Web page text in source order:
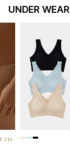
UNDER WEAR
:216